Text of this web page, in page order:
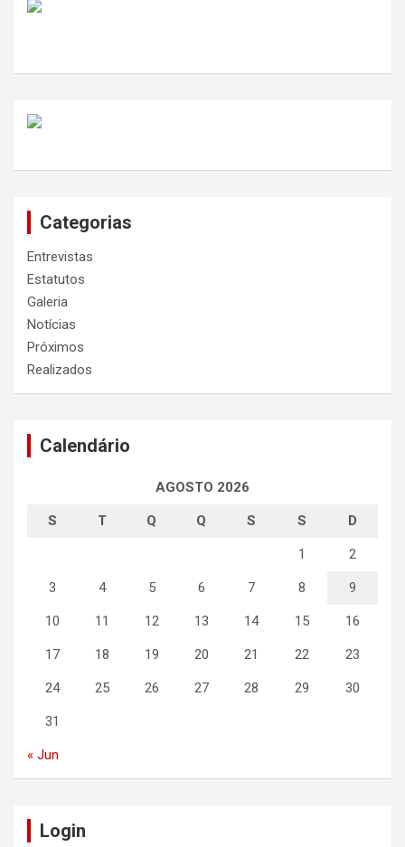
Categorias
Entrevistas
Estatutos
Galeria
Notícias
Próximos
Realizados
Calendário
AGOSTO 2026
S T Q Q S S D
1 2
3 4 5 6 7 8 9
10 11 12 13 14 15 16
17 18 19 20 21 22 23
24 25 26 27 28 29 30
31
« Jun
Login